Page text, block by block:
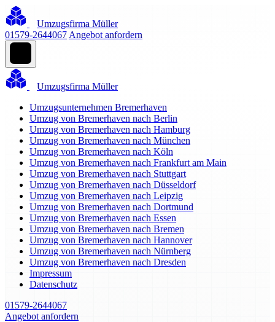
Umzugsfirma Müller
01579-2644067 Angebot anfordern
Umzugsfirma Müller
Umzugsunternehmen Bremerhaven
Umzug von Bremerhaven nach Berlin
Umzug von Bremerhaven nach Hamburg
Umzug von Bremerhaven nach München
Umzug von Bremerhaven nach Köln
Umzug von Bremerhaven nach Frankfurt am Main
Umzug von Bremerhaven nach Stuttgart
Umzug von Bremerhaven nach Düsseldorf
Umzug von Bremerhaven nach Leipzig
Umzug von Bremerhaven nach Dortmund
Umzug von Bremerhaven nach Essen
Umzug von Bremerhaven nach Bremen
Umzug von Bremerhaven nach Hannover
Umzug von Bremerhaven nach Nürnberg
Umzug von Bremerhaven nach Dresden
Impressum
Datenschutz
01579-2644067
Angebot anfordern